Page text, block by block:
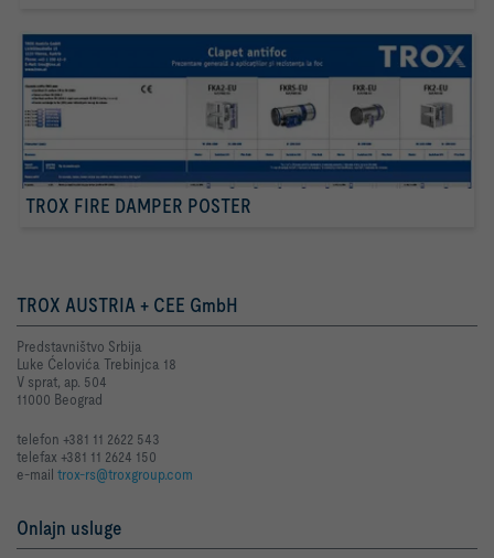
TROX FIRE DAMPER POSTER
TROX AUSTRIA + CEE GmbH
Predstavništvo Srbija
Luke Ćelovića Trebinjca 18
V sprat, ap. 504
11000 Beograd
telefon +381 11 2622 543
telefax +381 11 2624 150
e-mail trox-rs@troxgroup.com
Onlajn usluge